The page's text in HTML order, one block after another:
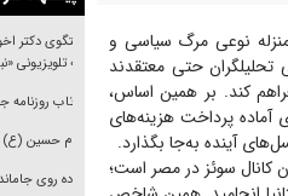
نوعی مرگ سیاسی و
تحلیلگران حتی معتقدند
کند. بر همین اساس،
آماده پرداخت هزینه‌های
آینده به‌جا بگذارد.
کانال سوئز در مصر است؛
گفتگوی دکتر
برنامه تلویزیونی
بازتاب روزنامه جوان ۱۵ مرداد
امام حسین
پیاده روی